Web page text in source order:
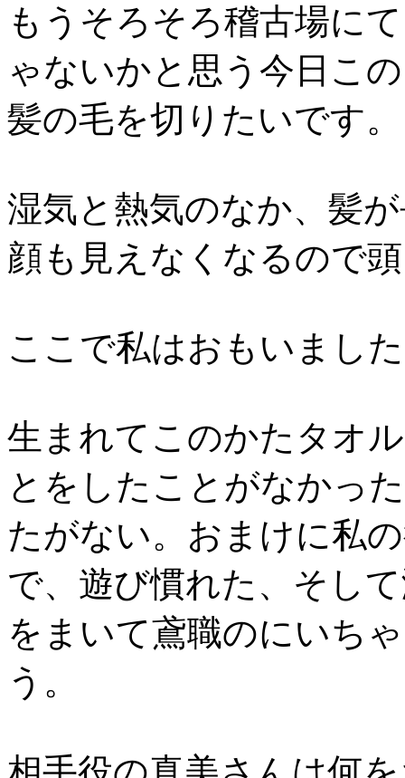
もうそろそろ稽古場に
ゃないかと思う今日こ
髪の毛を切りたいです。
湿気と熱気のなか、髪
顔も見えなくなるので
ここで私はおもいまし
生まれてこのかたタオ
とをしたことがなかっ
たがない。おまけに私
で、遊び慣れた、そし
をまいて鳶職のにいち
う。